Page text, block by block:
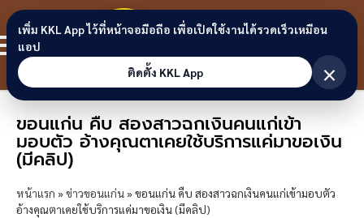
Skip to content
ขอนแก่น
ลิงก์
ขอนแก่น คืบ สองสาวฉกเงินคนแก่เข้า
มอบตัว อ้างคุณตาเคยใช้บริการแค่มาขอเงิน
(มีคลิป)
หน้าแรก »ข่าวขอนแก่น»ขอนแก่น คืบ สองสาวฉกเงินคนแก่เข้ามอบตัว
อ้างคุณตาเคยใช้บริการแค่มาขอเงิน (มีคลิป)
เพิ่ม KKL App ไว้ที่หน้าจอมือถือ เพื่อเปิดใช้งานได้รวดเร็วเหมือน
แอป
ติดตั้ง KKL App
×